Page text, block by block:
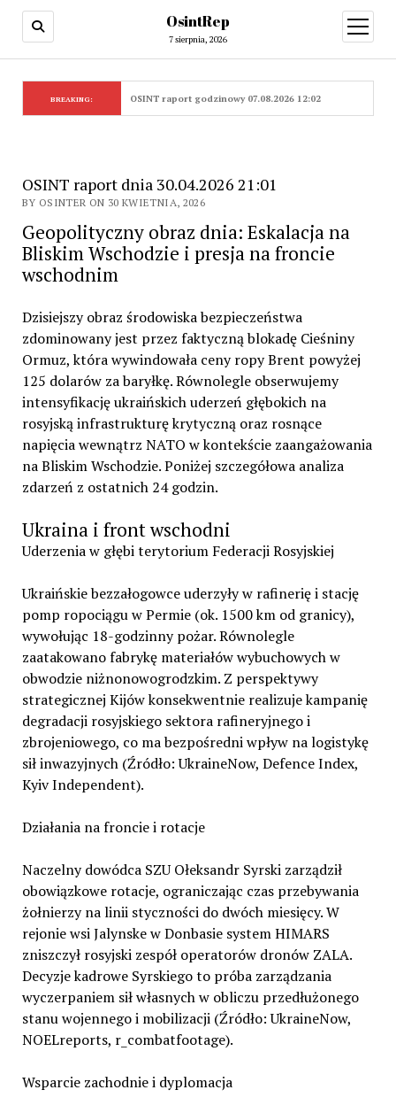
OsintRep
7 sierpnia, 2026
open
menu
BREAKING: OSINT raport godzinowy 07.08.2026 12:02
OSINT raport dnia 30.04.2026 21:01
BY OSINTER ON 30 KWIETNIA, 2026
Geopolityczny obraz dnia: Eskalacja na
Bliskim Wschodzie i presja na froncie
wschodnim
Dzisiejszy obraz środowiska bezpieczeństwa
zdominowany jest przez faktyczną blokadę Cieśniny
Ormuz, która wywindowała ceny ropy Brent powyżej
125 dolarów za baryłkę. Równolegle obserwujemy
intensyfikację ukraińskich uderzeń głębokich na
rosyjską infrastrukturę krytyczną oraz rosnące
napięcia wewnątrz NATO w kontekście zaangażowania
na Bliskim Wschodzie. Poniżej szczegółowa analiza
zdarzeń z ostatnich 24 godzin.
Ukraina i front wschodni
Uderzenia w głębi terytorium Federacji Rosyjskiej
Ukraińskie bezzałogowce uderzyły w rafinerię i stację
pomp ropociągu w Permie (ok. 1500 km od granicy),
wywołując 18-godzinny pożar. Równolegle
zaatakowano fabrykę materiałów wybuchowych w
obwodzie niżnonowogrodzkim. Z perspektywy
strategicznej Kijów konsekwentnie realizuje kampanię
degradacji rosyjskiego sektora rafineryjnego i
zbrojeniowego, co ma bezpośredni wpływ na logistykę
sił inwazyjnych (Źródło: UkraineNow, Defence Index,
Kyiv Independent).
Działania na froncie i rotacje
Naczelny dowódca SZU Ołeksandr Syrski zarządził
obowiązkowe rotacje, ograniczając czas przebywania
żołnierzy na linii styczności do dwóch miesięcy. W
rejonie wsi Jalynske w Donbasie system HIMARS
zniszczył rosyjski zespół operatorów dronów ZALA.
Decyzje kadrowe Syrskiego to próba zarządzania
wyczerpaniem sił własnych w obliczu przedłużonego
stanu wojennego i mobilizacji (Źródło: UkraineNow,
NOELreports, r_combatfootage).
Wsparcie zachodnie i dyplomacja